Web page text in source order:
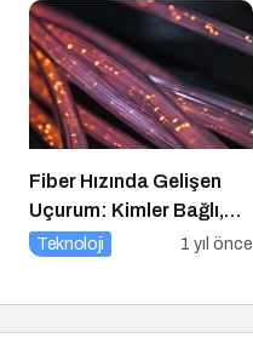
Fiber Hızında Gelişen
Uçurum: Kimler Bağlı,
Kimler Dışarıda
Teknoloji 1 yıl önce